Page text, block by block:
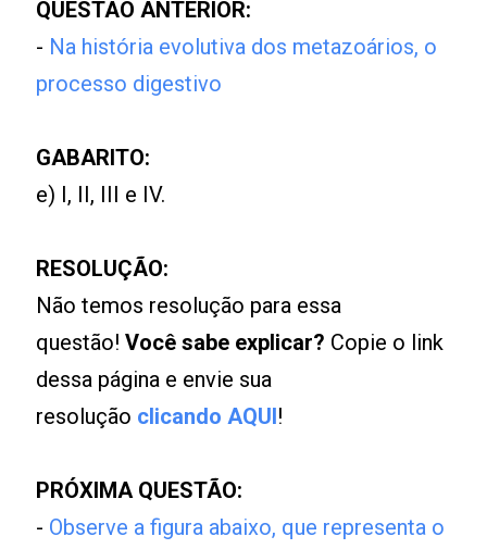
QUESTÃO ANTERIOR:
- Na história evolutiva dos metazoários, o
processo digestivo
GABARITO:
e) I, II, III e IV.
RESOLUÇÃO:
Não temos resolução para essa
questão!Você sabe explicar? Copie o link
dessa página e envie sua
resolução clicando AQUI!
PRÓXIMA QUESTÃO:
- Observe a figura abaixo, que representa o